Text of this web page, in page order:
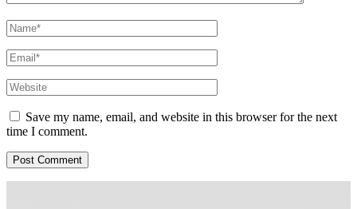
Save my name, email, and website in this browser for the next
time I comment.